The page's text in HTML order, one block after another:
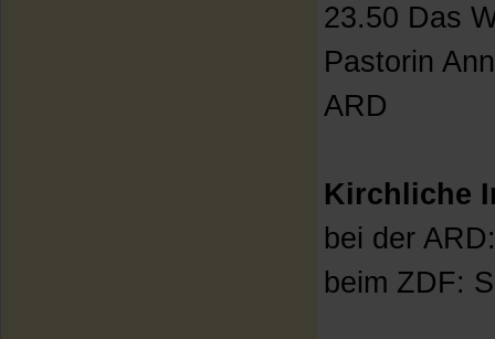
23.50 Das
Pastorin
ARD
Kirchliche
bei der
beim ZDF: